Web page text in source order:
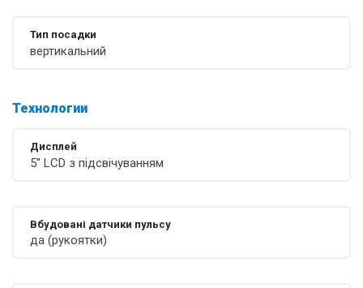
Тип посадки
вертикальний
Технологии
Дисплей
5" LCD з підсвічуванням
Вбудовані датчики пульсу
да (рукоятки)